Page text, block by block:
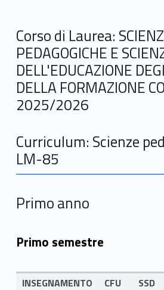
Corso di Laurea:
PEDAGOGICHE E
DELL'EDUCAZIONE
DELLA FORMAZIONE
2025/2026
Curriculum: Scienze
LM-85
Primo anno
Primo semestre
INSEGNAMENTO CFU SSD